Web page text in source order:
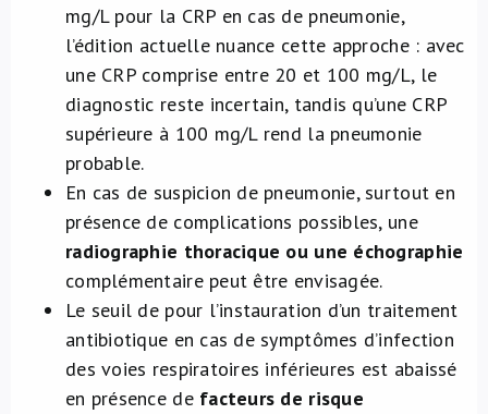
mg/L pour la CRP en cas de pneumonie,
l’édition actuelle nuance cette approche : avec
une CRP comprise entre 20 et 100 mg/L, le
diagnostic reste incertain, tandis qu’une CRP
supérieure à 100 mg/L rend la pneumonie
probable.
En cas de suspicion de pneumonie, surtout en
présence de complications possibles, une
radiographie thoracique ou une échographie
complémentaire peut être envisagée.
Le seuil de pour l’instauration d’un traitement
antibiotique en cas de symptômes d’infection
des voies respiratoires inférieures est abaissé
en présence de facteurs de risque